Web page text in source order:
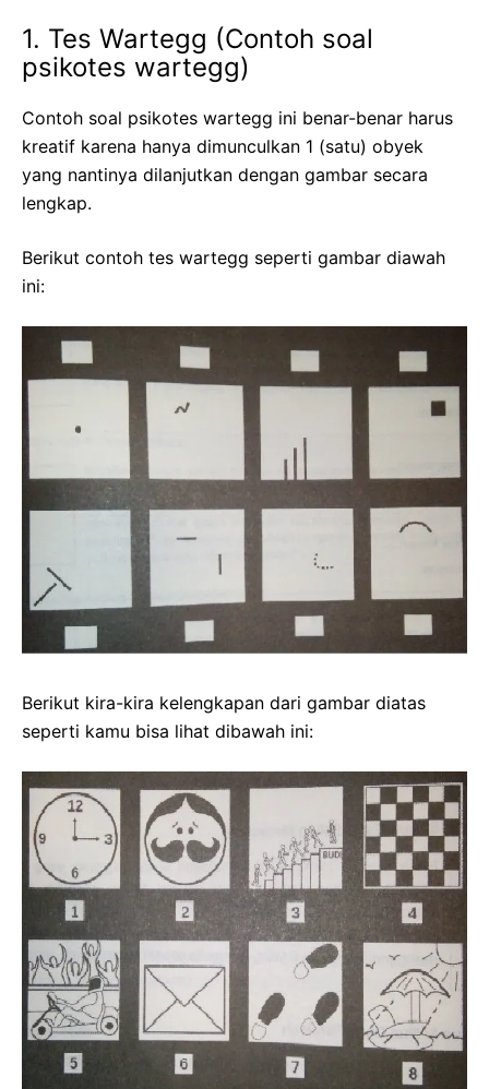
1. Tes Wartegg (Contoh soal
psikotes wartegg)
Contoh soal psikotes wartegg ini benar-benar harus
kreatif karena hanya dimunculkan 1 (satu) obyek
yang nantinya dilanjutkan dengan gambar secara
lengkap.
Berikut contoh tes wartegg seperti gambar diawah
ini:
Berikut kira-kira kelengkapan dari gambar diatas
seperti kamu bisa lihat dibawah ini: